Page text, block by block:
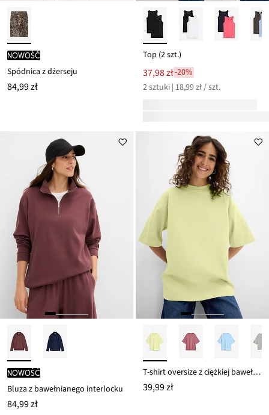
nowość
Spódnica z dżerseju
84,99 zł
Top (2 szt.)
37,98 zł-20%
2 sztuki | 18,99 zł / szt.
nowość
Bluza z bawełnianego interlocku
84,99 zł
T-shirt oversize z ciężkiej bawełny organicznej
39,99 zł